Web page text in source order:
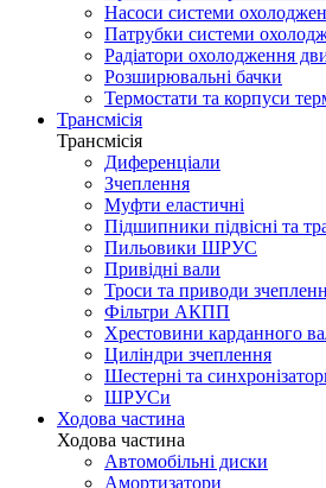
Насоси системи
Патрубки системи
Радіатори охолодження
Розширювальні бачки
Термостати та корпуси
Трансмісія
Трансмісія
Диференціали
Зчеплення
Муфти еластичні
Підшипники підвісні та
Пильовики ШРУС
Привідні вали
Троси та приводи
Фільтри АКПП
Хрестовини карданного
Циліндри зчеплення
Шестерні та
ШРУСи
Ходова частина
Ходова частина
Автомобільні диски
Амортизатори